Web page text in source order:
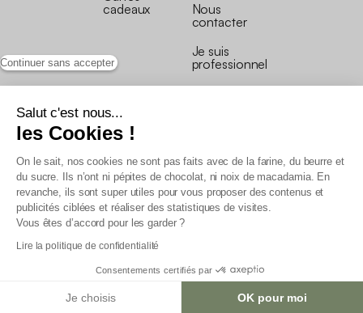
Continuer sans accepter
Salut c'est nous...
les Cookies !
On le sait, nos cookies ne sont pas faits avec de la farine, du beurre et
du sucre. Ils n’ont ni pépites de chocolat, ni noix de macadamia. En
revanche, ils sont super utiles pour vous proposer des contenus et
publicités ciblées et réaliser des statistiques de visites.
Vous êtes d’accord pour les garder ?
Lire la politique de confidentialité
Consentements certifiés par
Je choisis OK pour moi
cadeaux
Nous
contacter
Je suis
professionnel
Conditions générales de vente
Conditions générales du programme de fidélité
Charte de données personnelles
Conditions générales de vente Pro
Déclaration d’accessibilité